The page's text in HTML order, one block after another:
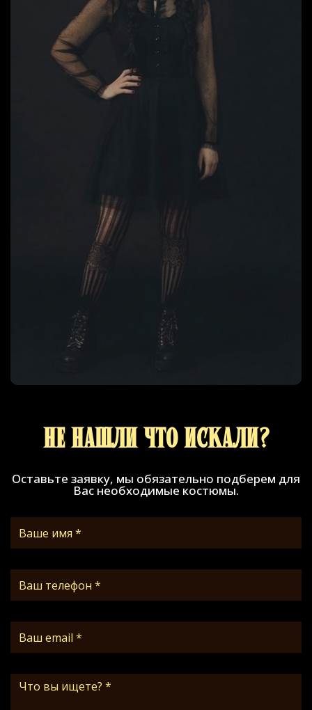
Не нашли что искали?
Оставьте заявку, мы обязательно подберем для
Вас необходимые костюмы.